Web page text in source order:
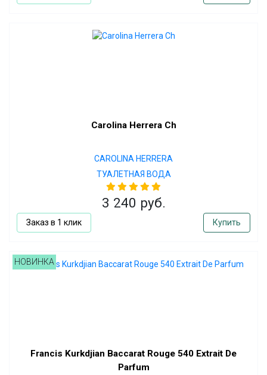
Carolina Herrera Ch
CAROLINA HERRERA
ТУАЛЕТНАЯ ВОДА
3 240 руб.
Заказ в 1 клик Купить
НОВИНКА
Francis Kurkdjian Baccarat Rouge 540 Extrait De
Parfum